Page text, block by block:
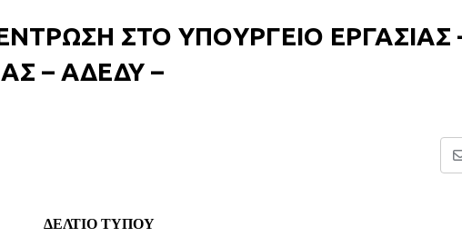
ΣΤΟ ΥΠOΥΡΓΕΙΟ ΕΡΓΑΣΙΑΣ
– ΑΔΕΔΥ –
ΔΕΛΤΙΟ ΤΥΠΟΥ